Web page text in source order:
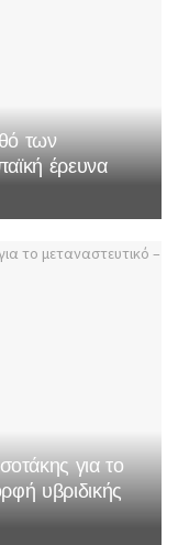
των
έρευνα
για το
υβριδικής